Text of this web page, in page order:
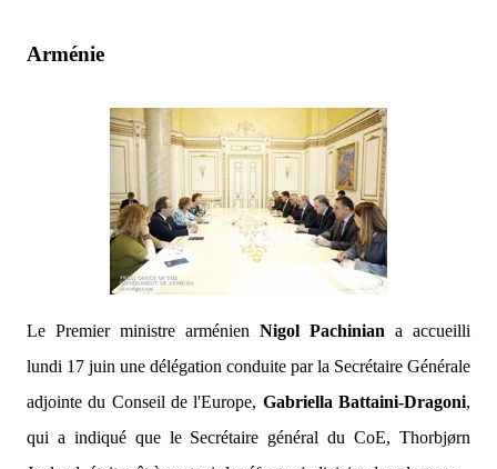
Arménie
Le Premier ministre arménien Nigol Pachinian a accueilli
lundi 17 juin une délégation conduite par la Secrétaire Générale
adjointe du Conseil de l'Europe, Gabriella Battaini-Dragoni,
qui a indiqué que le Secrétaire général du CoE, Thorbjørn